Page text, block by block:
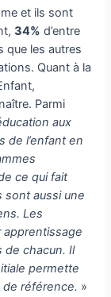
et ils sont
34% d’entre
que les autres
Quant à la
Parmi
aux
de l’enfant en
ce qui fait
sont aussi une
Les
apprentissage
de chacun. Il
permette
de référence. »